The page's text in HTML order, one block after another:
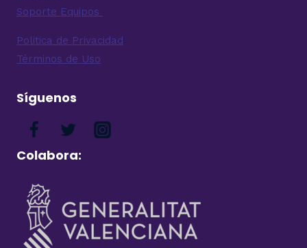
Soporte Equipos
Politica de Privacidad
Términos de Uso
Síguenos
Colabora: